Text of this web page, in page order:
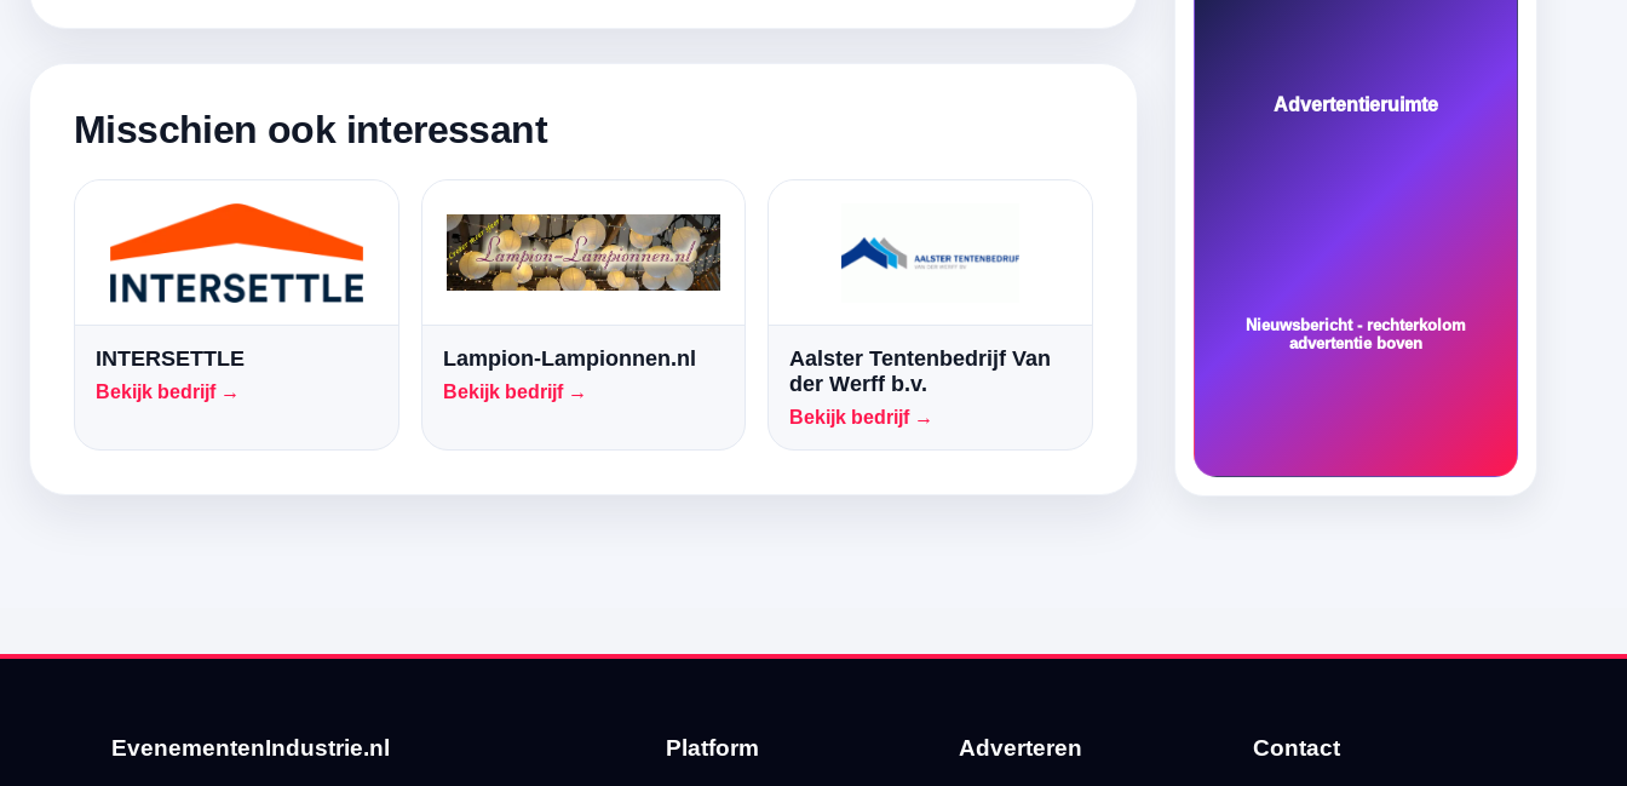
Misschien ook interessant
INTERSETTLE
Bekijk bedrijf →
Lampion-Lampionnen.nl
Bekijk bedrijf →
Aalster Tentenbedrijf Van
der Werff b.v.
Bekijk bedrijf →
Advertentieruimte
Nieuwsbericht - rechterkolom
advertentie boven
EvenementenIndustrie.nl Platform Adverteren Contact